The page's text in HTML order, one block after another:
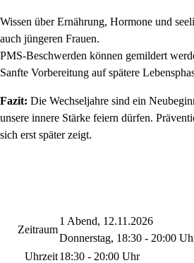
Wissen über Ernährung, Hormone und
auch jüngeren Frauen.
PMS-Beschwerden können gemildert
Sanfte Vorbereitung auf spätere
Fazit: Die Wechseljahre sind ein
unsere innere Stärke feiern dürfen.
sich erst später zeigt.
Zeitraum
1 Abend, 12.11.2026
Donnerstag, 18:30 - 20:00
Uhrzeit18:30 - 20:00 Uhr